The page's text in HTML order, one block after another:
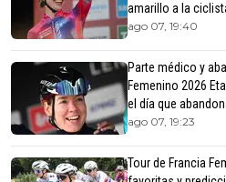
amarillo a la
ago 07, 19:40
Parte médico y
Femenino 2026
el día que
ago 07, 19:23
Tour de Francia